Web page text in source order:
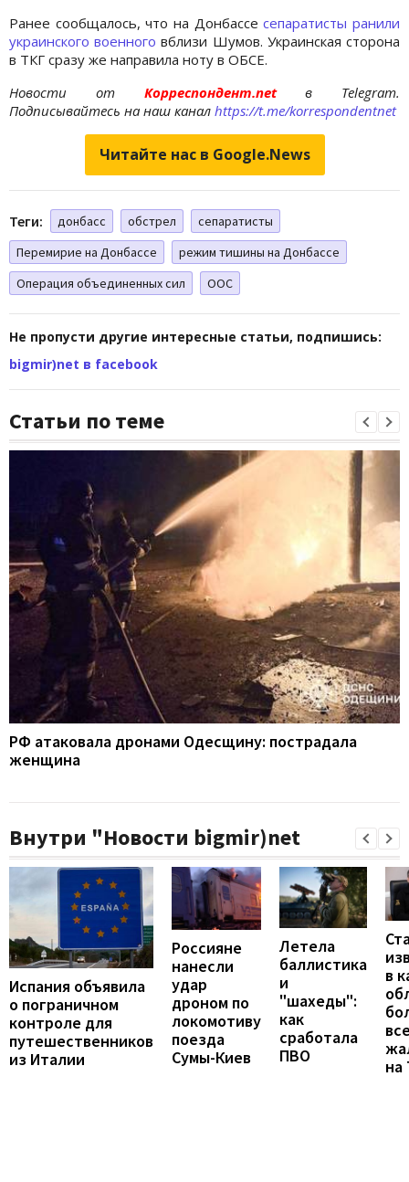
Ранее сообщалось, что на Донбассесепаратисты ранили
украинского военного вблизи Шумов. Украинская сторона
в ТКГ сразу же направила ноту в ОБСЕ.
Новости отКорреспондент.netв Telegram.
Подписывайтесь на наш канал https://t.me/korrespondentnet
Читайте нас в Google.News
Теги: донбасс обстрел
сепаратисты
Перемирие на Донбассе
режим тишины на Донбассе
Операция объединенных сил
ООС
Не пропусти другие интересные статьи, подпишись:
bigmir)net в facebook
Статьи по теме
РФ атаковала дронами Одесщину: пострадала
женщина
Внутри "Новости bigmir)net
Испания объявила
о пограничном
контроле для
путешественников
из Италии
Россияне
нанесли
удар
дроном по
локомотиву
поезда
Сумы-Киев
Летела
баллистика
и
"шахеды":
как
сработала
ПВО
в
на